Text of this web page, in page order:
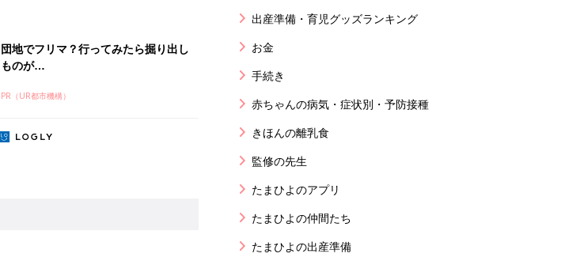
団地でフリマ？行ってみたら掘り出し
ものが…
PR（UR都市機構）
出産準備・育児グッズランキング
お金
手続き
赤ちゃんの病気・症状別・予防接種
きほんの離乳食
監修の先生
たまひよのアプリ
たまひよの仲間たち
たまひよの出産準備